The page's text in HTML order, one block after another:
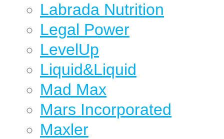
Labrada Nutrition
Legal Power
LevelUp
Liquid&Liquid
Mad Max
Mars Incorporated
Maxler